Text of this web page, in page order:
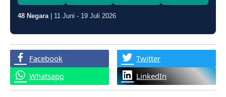
48 Negara| 11 Juni - 19 Juli 2026
Facebook
Twitter
Whatsapp
LinkedIn